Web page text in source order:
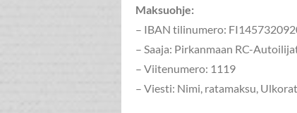
Maksuohje:
– IBAN tilinumero:
– Saaja: Pirkanmaan RC-
– Viitenumero: 1119
– Viesti: Nimi, ratamaksu,